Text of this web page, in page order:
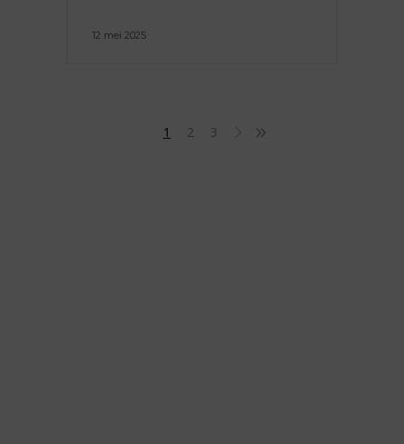
12 mei 2025
1 2 3